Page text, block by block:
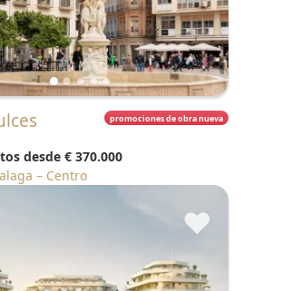
promociones de obra nueva
desde € 370.000
– Centro
♥